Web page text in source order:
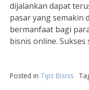
dijalankan dapat
pasar yang semakin
bermanfaat bagi
bisnis online. Sukses
Posted in Tips Bisnis